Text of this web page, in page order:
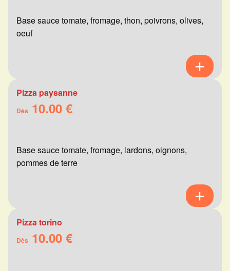
Base sauce tomate, fromage, thon, poivrons, olives,
oeuf
Pizza paysanne
Dès 10.00 €
Base sauce tomate, fromage, lardons, oignons,
pommes de terre
Pizza torino
Dès 10.00 €